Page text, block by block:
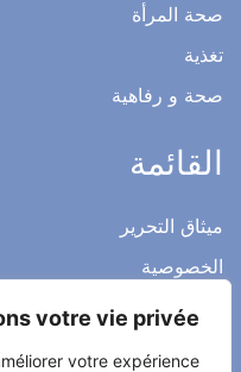
votre vie privée.
votre expérience
صحة المرأة
تغذية
صحة و رفاهية
القائمة
ميثاق التحرير
الخصوصية
الاشعار القانوني